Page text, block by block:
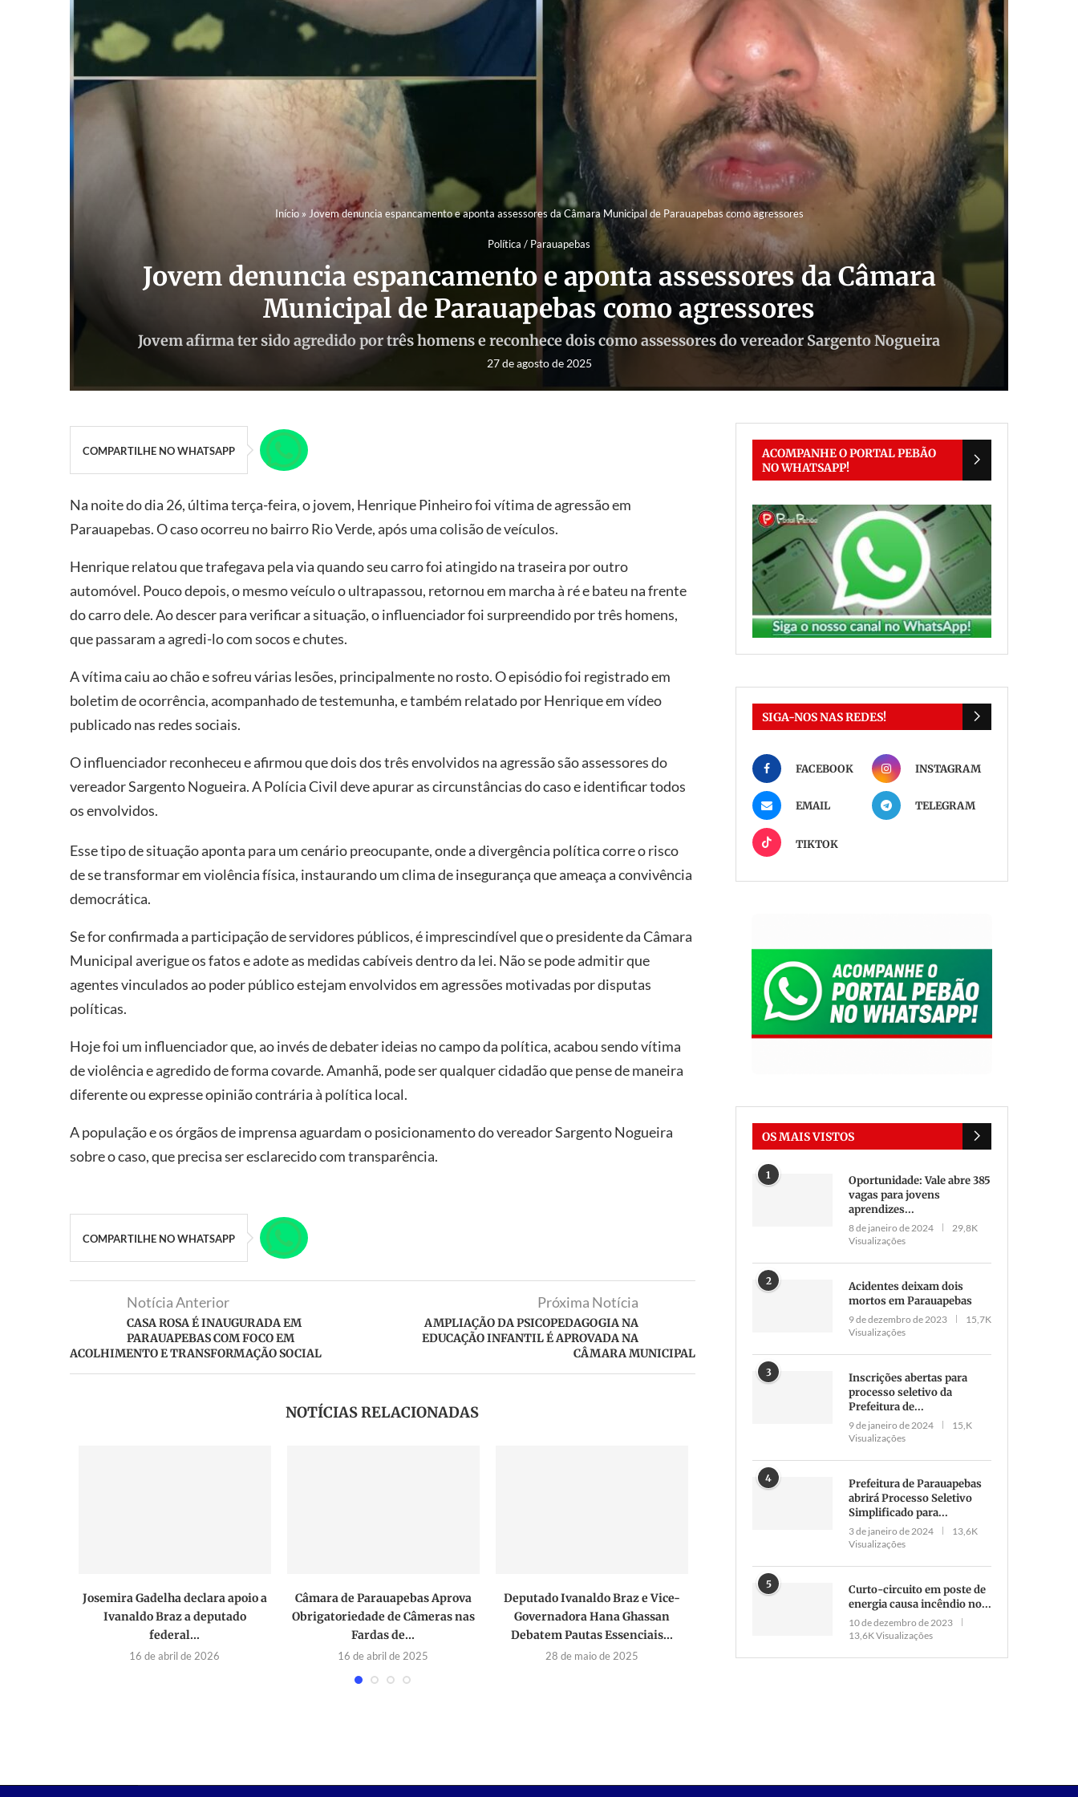
Início» Jovem denuncia espancamento e aponta assessores da Câmara Municipal de Parauapebas como agressores
Política / Parauapebas
Jovem denuncia espancamento e aponta assessores da Câmara
Municipal de Parauapebas como agressores
Jovem afirma ter sido agredido por três homens e reconhece dois como assessores do vereador Sargento Nogueira
27 de agosto de 2025
COMPARTILHE NO WHATSAPP
Na noite do dia 26, última terça-feira, o jovem, Henrique Pinheiro foi vítima de agressão em
Parauapebas. O caso ocorreu no bairro Rio Verde, após uma colisão de veículos.
Henrique relatou que trafegava pela via quando seu carro foi atingido na traseira por outro
automóvel. Pouco depois, o mesmo veículo o ultrapassou, retornou em marcha à ré e bateu na frente
do carro dele. Ao descer para verificar a situação, o influenciador foi surpreendido por três homens,
que passaram a agredi-lo com socos e chutes.
A vítima caiu ao chão e sofreu várias lesões, principalmente no rosto. O episódio foi registrado em
boletim de ocorrência, acompanhado de testemunha, e também relatado por Henrique em vídeo
publicado nas redes sociais.
O influenciador reconheceu e afirmou que dois dos três envolvidos na agressão são assessores do
vereador Sargento Nogueira. A Polícia Civil deve apurar as circunstâncias do caso e identificar todos
os envolvidos.
Esse tipo de situação aponta para um cenário preocupante, onde a divergência política corre o risco
de se transformar em violência física, instaurando um clima de insegurança que ameaça a convivência
democrática.
Se for confirmada a participação de servidores públicos, é imprescindível que o presidente da Câmara
Municipal averigue os fatos e adote as medidas cabíveis dentro da lei. Não se pode admitir que
agentes vinculados ao poder público estejam envolvidos em agressões motivadas por disputas
políticas.
Hoje foi um influenciador que, ao invés de debater ideias no campo da política, acabou sendo vítima
de violência e agredido de forma covarde. Amanhã, pode ser qualquer cidadão que pense de maneira
diferente ou expresse opinião contrária à política local.
A população e os órgãos de imprensa aguardam o posicionamento do vereador Sargento Nogueira
sobre o caso, que precisa ser esclarecido com transparência.
COMPARTILHE NO WHATSAPP
Notícia Anterior
CASA ROSA É INAUGURADA EM
PARAUAPEBAS COM FOCO EM
ACOLHIMENTO E TRANSFORMAÇÃO SOCIAL
Próxima Notícia
AMPLIAÇÃO DA PSICOPEDAGOGIA NA
EDUCAÇÃO INFANTIL É APROVADA NA
CÂMARA MUNICIPAL
NOTÍCIAS RELACIONADAS
Josemira Gadelha declara apoio a
Ivanaldo Braz a deputado
federal...
16 de abril de 2026
Câmara de Parauapebas Aprova
Obrigatoriedade de Câmeras nas
Fardas de...
16 de abril de 2025
Deputado Ivanaldo Braz e Vice-
Governadora Hana Ghassan
Debatem Pautas Essenciais...
28 de maio de 2025
Mudança no governo Aurélio
Goiano: Joelma Leite deixa a
20 de dezembro de 2025
Lama, quase R$ 10 milhões
gastos e suspeita de...
ACOMPANHE O PORTAL PEBÃO
NO WHATSAPP!
SIGA-NOS NAS REDES!
FACEBOOK INSTAGRAM
EMAIL TELEGRAM
TIKTOK
OS MAIS VISTOS
1
Oportunidade: Vale abre 385
vagas para jovens
aprendizes...
8 de janeiro de 2024
29,8K
Visualizações
2
Acidentes deixam dois
mortos em Parauapebas
9 de dezembro de 2023
15,7K
Visualizações
3
Inscrições abertas para
processo seletivo da
Prefeitura de...
9 de janeiro de 2024
15,K
Visualizações
4
Prefeitura de Parauapebas
abrirá Processo Seletivo
Simplificado para...
3 de janeiro de 2024
13,6K
Visualizações
5
Curto-circuito em poste de
energia causa incêndio no...
10 de dezembro de 2023
13,6K Visualizações